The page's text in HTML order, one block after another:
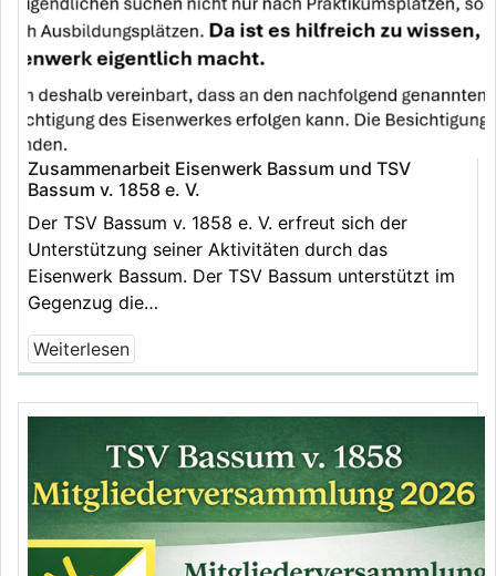
Zusammenarbeit Eisenwerk Bassum und TSV
Bassum v. 1858 e. V.
Der TSV Bassum v. 1858 e. V. erfreut sich der
Unterstützung seiner Aktivitäten durch das
Eisenwerk Bassum. Der TSV Bassum unterstützt im
Gegenzug die…
Weiterlesen